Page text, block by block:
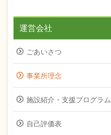
運営会社
ごあいさつ
事業所理念
施設紹介・支援プログラム
自己評価表